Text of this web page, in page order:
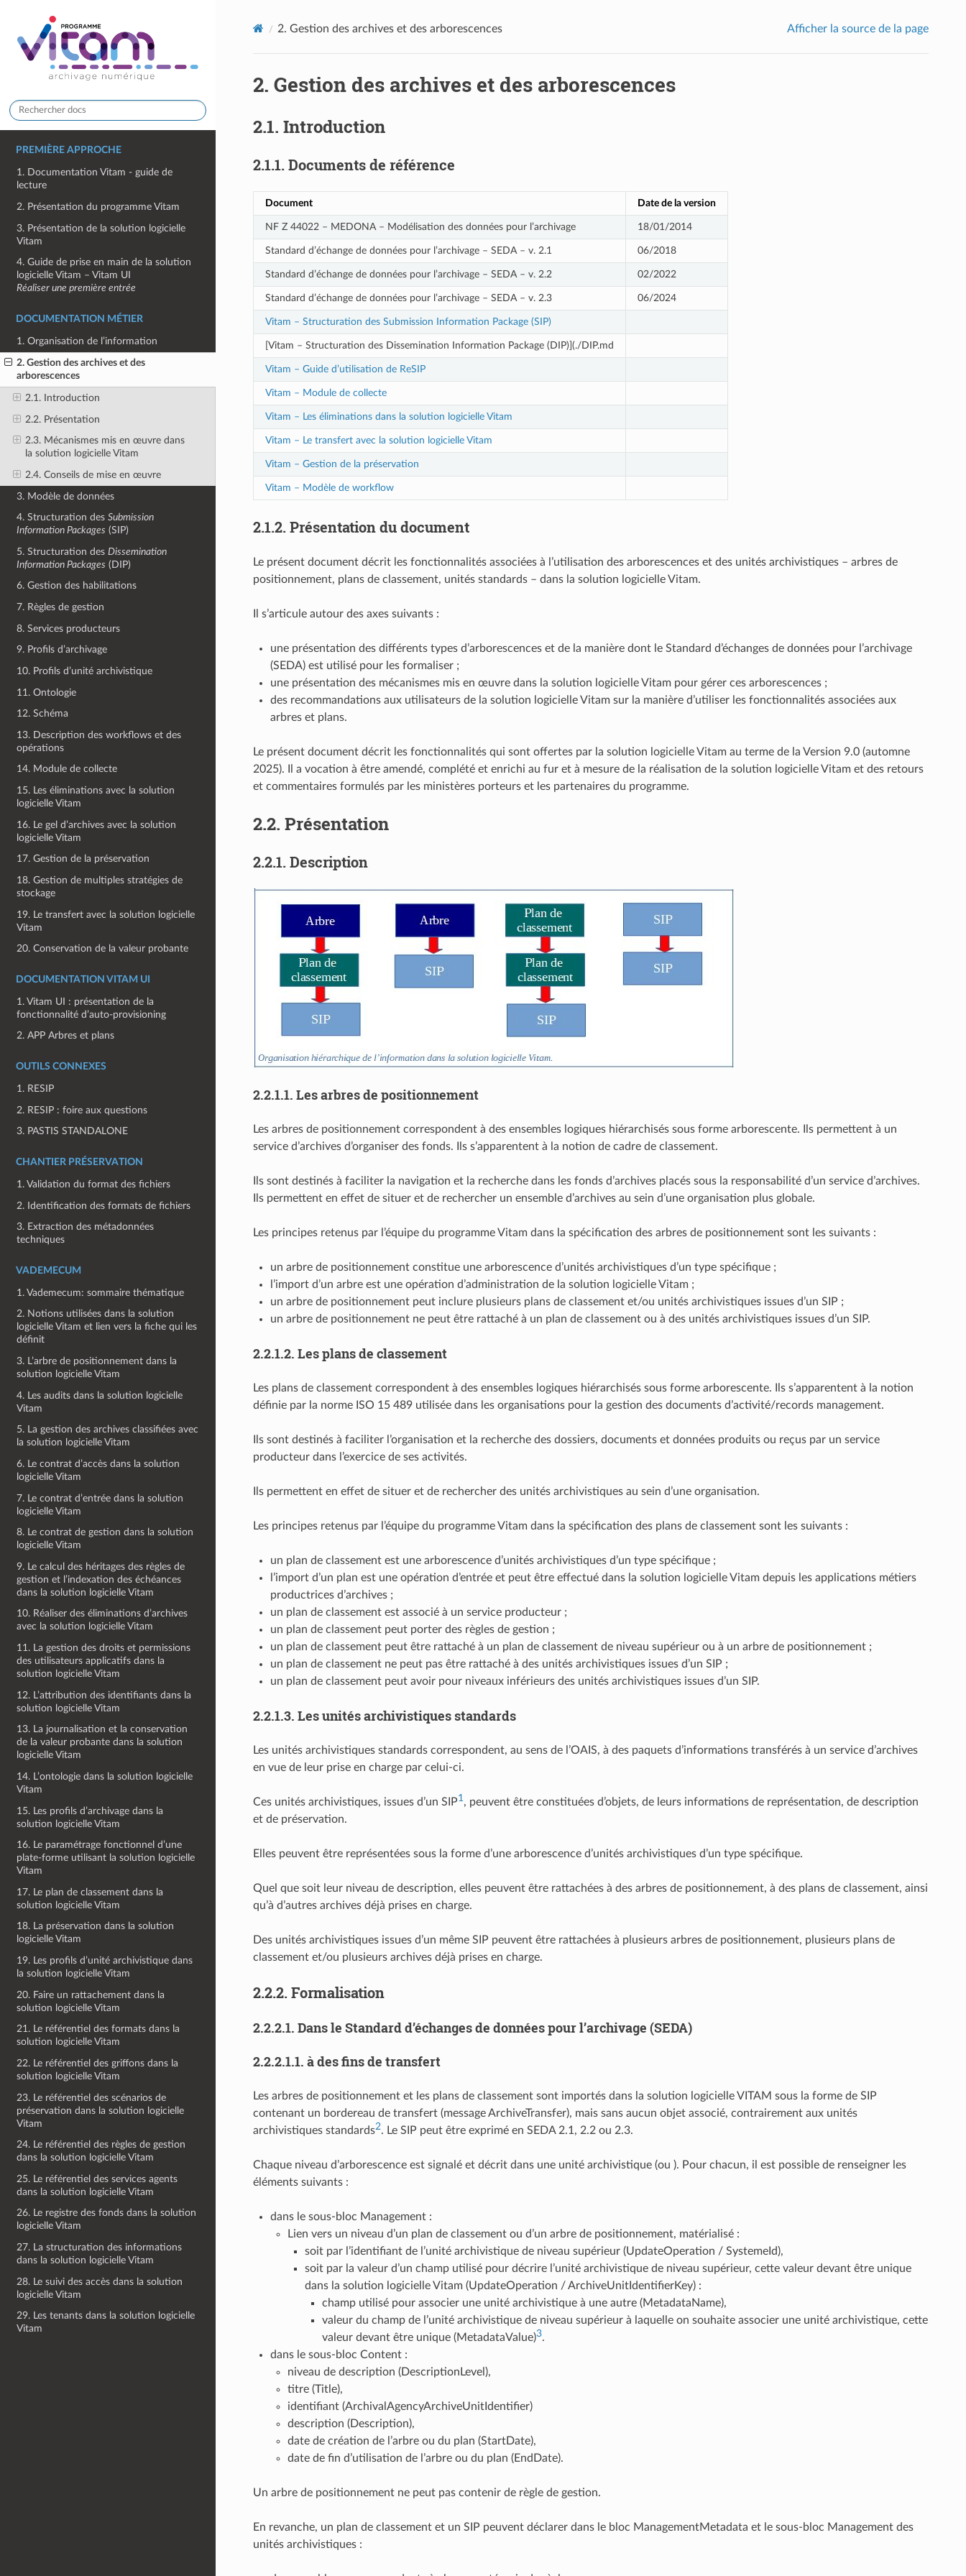
PREMIÈRE APPROCHE
1. Documentation Vitam - guide de
lecture
2. Présentation du programme Vitam
3. Présentation de la solution logicielle
Vitam
4. Guide de prise en main de la solution
logicielle Vitam – Vitam UI
Réaliser une première entrée
DOCUMENTATION MÉTIER
1. Organisation de l’information
2. Gestion des archives et des
arborescences
2.1. Introduction
2.2. Présentation
2.3. Mécanismes mis en œuvre dans
la solution logicielle Vitam
2.4. Conseils de mise en œuvre
3. Modèle de données
4. Structuration desSubmission
Information Packages (SIP)
5. Structuration des Dissemination
Information Packages (DIP)
6. Gestion des habilitations
7. Règles de gestion
8. Services producteurs
9. Profils d’archivage
10. Profils d’unité archivistique
11. Ontologie
12. Schéma
13. Description des workflows et des
opérations
14. Module de collecte
15. Les éliminations avec la solution
logicielle Vitam
16. Le gel d’archives avec la solution
logicielle Vitam
17. Gestion de la préservation
18. Gestion de multiples stratégies de
stockage
19. Le transfert avec la solution logicielle
Vitam
20. Conservation de la valeur probante
DOCUMENTATION VITAM UI
1. Vitam UI : présentation de la
fonctionnalité d’auto-provisioning
2. APP Arbres et plans
OUTILS CONNEXES
1. RESIP
2. RESIP : foire aux questions
3. PASTIS STANDALONE
CHANTIER PRÉSERVATION
1. Validation du format des fichiers
2. Identification des formats de fichiers
3. Extraction des métadonnées
techniques
VADEMECUM
1. Vademecum: sommaire thématique
2. Notions utilisées dans la solution
logicielle Vitam et lien vers la fiche qui les
définit
3. L’arbre de positionnement dans la
solution logicielle Vitam
4. Les audits dans la solution logicielle
Vitam
5. La gestion des archives classifiées avec
la solution logicielle Vitam
6. Le contrat d’accès dans la solution
logicielle Vitam
7. Le contrat d’entrée dans la solution
logicielle Vitam
8. Le contrat de gestion dans la solution
logicielle Vitam
9. Le calcul des héritages des règles de
gestion et l’indexation des échéances
dans la solution logicielle Vitam
10. Réaliser des éliminations d’archives
avec la solution logicielle Vitam
11. La gestion des droits et permissions
des utilisateurs applicatifs dans la
solution logicielle Vitam
12. L’attribution des identifiants dans la
solution logicielle Vitam
13. La journalisation et la conservation
de la valeur probante dans la solution
logicielle Vitam
14. L’ontologie dans la solution logicielle
Vitam
15. Les profils d’archivage dans la
solution logicielle Vitam
16. Le paramétrage fonctionnel d’une
plate-forme utilisant la solution logicielle
Vitam
17. Le plan de classement dans la
solution logicielle Vitam
18. La préservation dans la solution
logicielle Vitam
19. Les profils d’unité archivistique dans
la solution logicielle Vitam
20. Faire un rattachement dans la
solution logicielle Vitam
21. Le référentiel des formats dans la
solution logicielle Vitam
22. Le référentiel des griffons dans la
solution logicielle Vitam
23. Le référentiel des scénarios de
préservation dans la solution logicielle
Vitam
24. Le référentiel des règles de gestion
dans la solution logicielle Vitam
25. Le référentiel des services agents
dans la solution logicielle Vitam
26. Le registre des fonds dans la solution
logicielle Vitam
27. La structuration des informations
dans la solution logicielle Vitam
28. Le suivi des accès dans la solution
logicielle Vitam
29. Les tenants dans la solution logicielle
Vitam
2. Gestion des archives et des arborescences Afficher la source de la page
2. Gestion des archives et des arborescences
2.1. Introduction
2.1.1. Documents de référence
Document Date de la version
NF Z 44022 – MEDONA – Modélisation des données pour l’archivage 18/01/2014
Standard d’échange de données pour l’archivage – SEDA – v. 2.1 06/2018
Standard d’échange de données pour l’archivage – SEDA – v. 2.2 02/2022
Standard d’échange de données pour l’archivage – SEDA – v. 2.3 06/2024
Vitam – Structuration des Submission Information Package (SIP)
[Vitam – Structuration des Dissemination Information Package (DIP)](./DIP.md
Vitam – Guide d’utilisation de ReSIP
Vitam – Module de collecte
Vitam – Les éliminations dans la solution logicielle Vitam
Vitam – Le transfert avec la solution logicielle Vitam
Vitam – Gestion de la préservation
Vitam – Modèle de workflow
2.1.2. Présentation du document
Le présent document décrit les fonctionnalités associées à l’utilisation des arborescences et des unités archivistiques – arbres de
positionnement, plans de classement, unités standards – dans la solution logicielle Vitam.
Il s’articule autour des axes suivants :
une présentation des différents types d’arborescences et de la manière dont le Standard d’échanges de données pour l’archivage
(SEDA) est utilisé pour les formaliser ;
une présentation des mécanismes mis en œuvre dans la solution logicielle Vitam pour gérer ces arborescences ;
des recommandations aux utilisateurs de la solution logicielle Vitam sur la manière d’utiliser les fonctionnalités associées aux
arbres et plans.
Le présent document décrit les fonctionnalités qui sont offertes par la solution logicielle Vitam au terme de la Version 9.0 (automne
2025). Il a vocation à être amendé, complété et enrichi au fur et à mesure de la réalisation de la solution logicielle Vitam et des retours
et commentaires formulés par les ministères porteurs et les partenaires du programme.
2.2. Présentation
2.2.1. Description
2.2.1.1. Les arbres de positionnement
Les arbres de positionnement correspondent à des ensembles logiques hiérarchisés sous forme arborescente. Ils permettent à un
service d’archives d’organiser des fonds. Ils s’apparentent à la notion de cadre de classement.
Ils sont destinés à faciliter la navigation et la recherche dans les fonds d’archives placés sous la responsabilité d’un service d’archives.
Ils permettent en effet de situer et de rechercher un ensemble d’archives au sein d’une organisation plus globale.
Les principes retenus par l’équipe du programme Vitam dans la spécification des arbres de positionnement sont les suivants :
un arbre de positionnement constitue une arborescence d’unités archivistiques d’un type spécifique ;
l’import d’un arbre est une opération d’administration de la solution logicielle Vitam ;
un arbre de positionnement peut inclure plusieurs plans de classement et/ou unités archivistiques issues d’un SIP ;
un arbre de positionnement ne peut être rattaché à un plan de classement ou à des unités archivistiques issues d’un SIP.
2.2.1.2. Les plans de classement
Les plans de classement correspondent à des ensembles logiques hiérarchisés sous forme arborescente. Ils s’apparentent à la notion
définie par la norme ISO 15 489 utilisée dans les organisations pour la gestion des documents d’activité/records management.
Ils sont destinés à faciliter l’organisation et la recherche des dossiers, documents et données produits ou reçus par un service
producteur dans l’exercice de ses activités.
Ils permettent en effet de situer et de rechercher des unités archivistiques au sein d’une organisation.
Les principes retenus par l’équipe du programme Vitam dans la spécification des plans de classement sont les suivants :
un plan de classement est une arborescence d’unités archivistiques d’un type spécifique ;
l’import d’un plan est une opération d’entrée et peut être effectué dans la solution logicielle Vitam depuis les applications métiers
productrices d’archives ;
un plan de classement est associé à un service producteur ;
un plan de classement peut porter des règles de gestion ;
un plan de classement peut être rattaché à un plan de classement de niveau supérieur ou à un arbre de positionnement ;
un plan de classement ne peut pas être rattaché à des unités archivistiques issues d’un SIP ;
un plan de classement peut avoir pour niveaux inférieurs des unités archivistiques issues d’un SIP.
2.2.1.3. Les unités archivistiques standards
Les unités archivistiques standards correspondent, au sens de l’OAIS, à des paquets d’informations transférés à un service d’archives
en vue de leur prise en charge par celui-ci.
Ces unités archivistiques, issues d’un SIP1, peuvent être constituées d’objets, de leurs informations de représentation, de description
et de préservation.
Elles peuvent être représentées sous la forme d’une arborescence d’unités archivistiques d’un type spécifique.
Quel que soit leur niveau de description, elles peuvent être rattachées à des arbres de positionnement, à des plans de classement, ainsi
qu’à d’autres archives déjà prises en charge.
Des unités archivistiques issues d’un même SIP peuvent être rattachées à plusieurs arbres de positionnement, plusieurs plans de
classement et/ou plusieurs archives déjà prises en charge.
2.2.2. Formalisation
2.2.2.1. Dans le Standard d’échanges de données pour l’archivage (SEDA)
2.2.2.1.1. à des fins de transfert
Les arbres de positionnement et les plans de classement sont importés dans la solution logicielle VITAM sous la forme de SIP
contenant un bordereau de transfert (message ArchiveTransfer), mais sans aucun objet associé, contrairement aux unités
archivistiques standards2. Le SIP peut être exprimé en SEDA 2.1, 2.2 ou 2.3.
Chaque niveau d’arborescence est signalé et décrit dans une unité archivistique (ou ). Pour chacun, il est possible de renseigner les
éléments suivants :
dans le sous-bloc Management :
Lien vers un niveau d’un plan de classement ou d’un arbre de positionnement, matérialisé :
soit par l’identifiant de l’unité archivistique de niveau supérieur (UpdateOperation / SystemeId),
soit par la valeur d’un champ utilisé pour décrire l’unité archivistique de niveau supérieur, cette valeur devant être unique
dans la solution logicielle Vitam (UpdateOperation / ArchiveUnitIdentifierKey) :
champ utilisé pour associer une unité archivistique à une autre (MetadataName),
valeur du champ de l’unité archivistique de niveau supérieur à laquelle on souhaite associer une unité archivistique, cette
valeur devant être unique (MetadataValue)3.
dans le sous-bloc Content :
niveau de description (DescriptionLevel),
titre (Title),
identifiant (ArchivalAgencyArchiveUnitIdentifier)
description (Description),
date de création de l’arbre ou du plan (StartDate),
date de fin d’utilisation de l’arbre ou du plan (EndDate).
Un arbre de positionnement ne peut pas contenir de règle de gestion.
En revanche, un plan de classement et un SIP peuvent déclarer dans le bloc ManagementMetadata et le sous-bloc Management des
unités archivistiques :